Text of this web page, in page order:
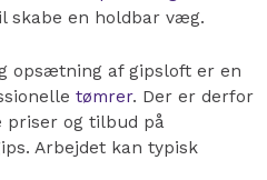
skabe en holdbar væg.
opsætning af gipsloft er en
tømrer. Der er derfor
priser og tilbud på
Arbejdet kan typisk